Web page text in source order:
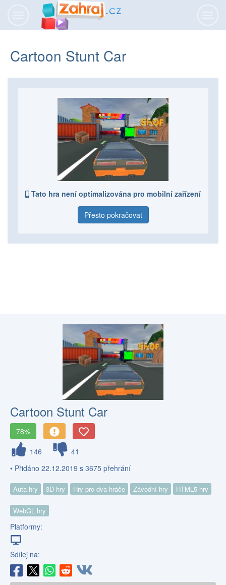
Cartoon Stunt Car
Tato hra není optimalizována pro mobilní zařízení
Přesto pokračovat
Cartoon Stunt Car
78%
146
41
• Přidáno 22.12.2019 s 3675 přehrání
Auta hry 3D hry Hry pro dva hráče Závodní hry HTML5 hry
WebGL hry
Platformy:
Sdílej na: